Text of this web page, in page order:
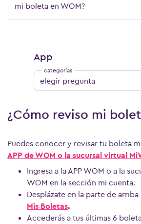
mi boleta en WOM?
¿Cómo reviso mi
Puedes conocer y revisar tu boleta
APP de WOM o la sucursal virtual
Ingresa a la APP WOM o a la
WOM en la sección mi cuenta.
Desplázate en la parte de
Mis Boletas.
Accederás a tus últimas 6
App
elegir pregunta